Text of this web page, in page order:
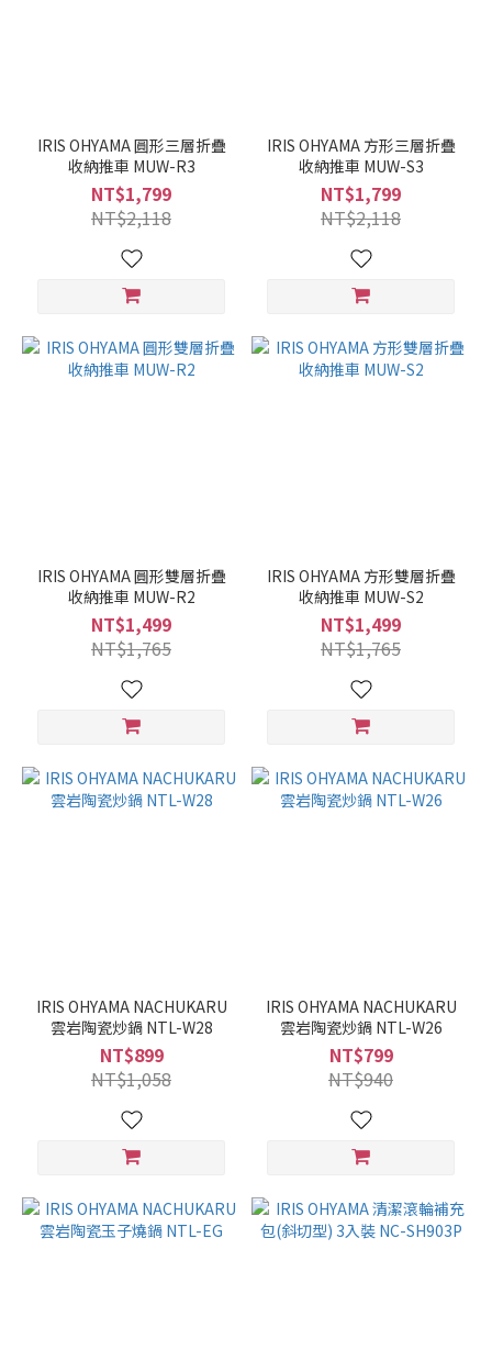
IRIS OHYAMA 圓形三層折疊
收納推車 MUW-R3
NT$1,799
NT$2,118
IRIS OHYAMA 方形三層折疊
收納推車 MUW-S3
NT$1,799
NT$2,118
IRIS OHYAMA 圓形雙層折疊
收納推車 MUW-R2
NT$1,499
NT$1,765
IRIS OHYAMA 方形雙層折疊
收納推車 MUW-S2
NT$1,499
NT$1,765
IRIS OHYAMA NACHUKARU
雲岩陶瓷炒鍋 NTL-W28
NT$899
NT$1,058
IRIS OHYAMA NACHUKARU
雲岩陶瓷炒鍋 NTL-W26
NT$799
NT$940